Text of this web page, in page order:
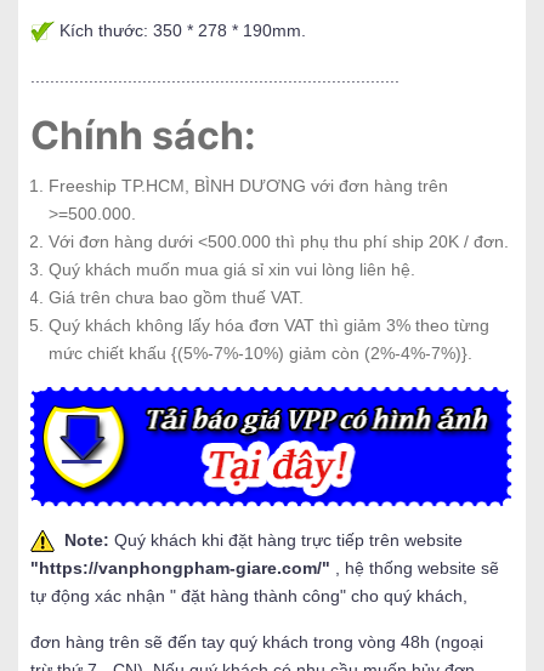
Kích thước: 350 * 278 * 190mm.
Chính sách:
Freeship TP.HCM, BÌNH DƯƠNG với đơn hàng trên
>=500.000.
Với đơn hàng dưới <500.000 thì phụ thu phí ship 20K / đơn.
Quý khách muốn mua giá sỉ xin vui lòng liên hệ.
Giá trên chưa bao gồm thuế VAT.
Quý khách không lấy hóa đơn VAT thì giảm 3% theo từng
mức chiết khấu {(5%-7%-10%) giảm còn (2%-4%-7%)}.
Note: Quý khách khi đặt hàng trực tiếp trên website
"https://vanphongpham-giare.com/"
, hệ thống website sẽ
tự động xác nhận " đặt hàng thành công" cho quý khách,
đơn hàng trên sẽ đến tay quý khách trong vòng 48h (ngoại